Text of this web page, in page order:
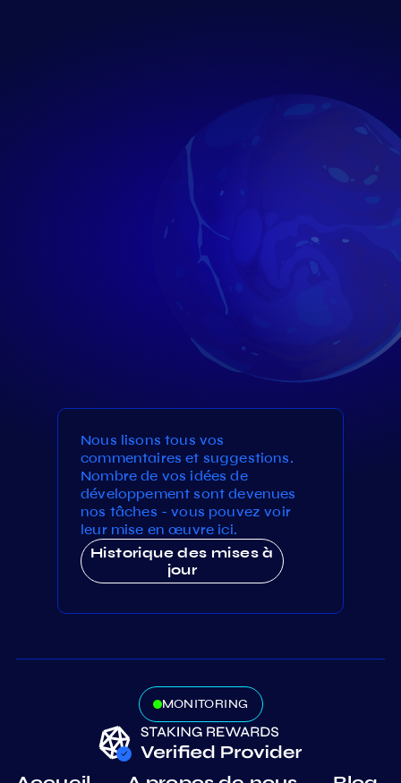
Nous lisons tous vos
commentaires et suggestions.
Nombre de vos idées de
développement sont devenues
nos tâches - vous pouvez voir
leur mise en œuvre ici.
Historique des mises à
jour
MONITORING